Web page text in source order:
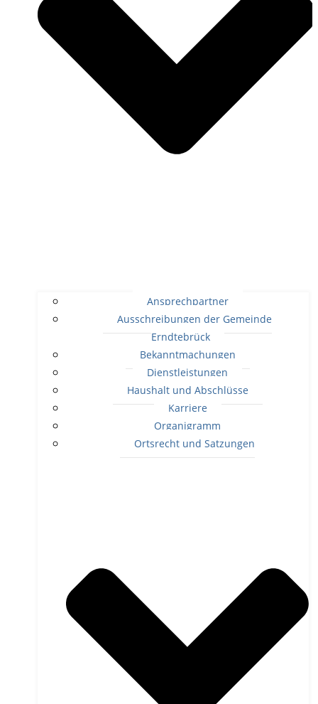
Ansprechpartner
Ausschreibungen der Gemeinde
Erndtebrück
Bekanntmachungen
Dienstleistungen
Haushalt und Abschlüsse
Karriere
Organigramm
Ortsrecht und Satzungen